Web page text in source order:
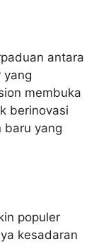
antara
yang
membuka
berinovasi
baru yang
populer
kesadaran